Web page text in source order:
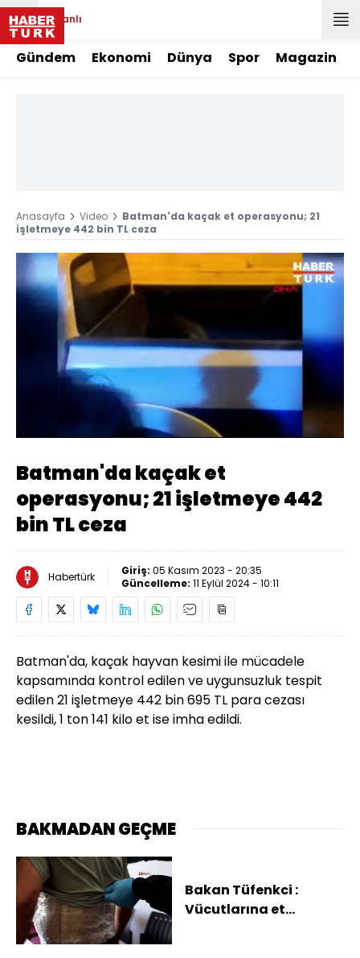
Canlı
Gündem Ekonomi Dünya Spor Magazin
Anasayfa Video
Batman'da kaçak et operasyonu; 21
işletmeye 442 bin TL ceza
Sesi
Aç
77.65%
Oynatma
Hızı
Batman'da kaçak et
operasyonu; 21 işletmeye 442
bin TL ceza
Habertürk Giriş: 05 Kasım 2023 - 20:35
Güncelleme: 11 Eylül 2024 - 10:11
Batman'da, kaçak hayvan kesimi ile mücadele
kapsamında kontrol edilen ve uygunsuzluk tespit
edilen 21 işletmeye 442 bin 695 TL para cezası
kesildi, 1 ton 141 kilo et ise imha edildi.
BAKMADAN GEÇME
Bakan Tüfenkci :
Vücutlarına et